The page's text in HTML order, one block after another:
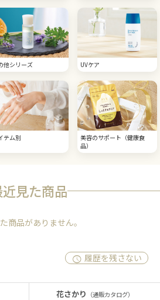
他シリーズ UVケア
テム別
美容のサポート（健康食
品）
見た商品
商品がありません。
履歴を残さない
花さかり （通販カタログ）